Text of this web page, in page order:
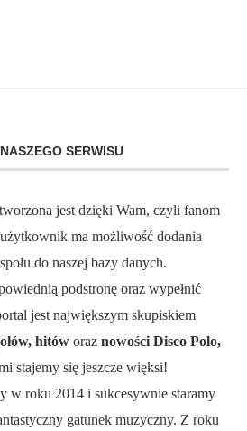
SERWISU
tworzona jest dzięki Wam, czyli fanom
ma możliwość dodania
do naszej bazy danych.
podstronę oraz wypełnić
jest największym skupiskiem
hitów oraz nowości Disco Polo,
stajemy się jeszcze więksi!
w roku 2014 i sukcesywnie staramy
gatunek muzyczny. Z roku